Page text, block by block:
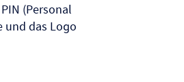
(Personal
und das Logo